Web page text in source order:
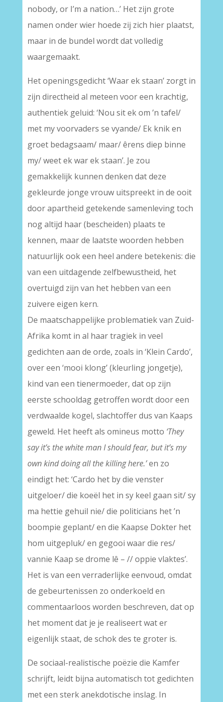
nobody, or I’m a nation…’ Het zijn grote
namen onder wier hoede zij zich hier plaatst,
maar in de bundel wordt dat volledig
waargemaakt.
Het openingsgedicht ‘Waar ek staan’ zorgt in
zijn directheid al meteen voor een krachtig,
authentiek geluid: ‘Nou sit ek om ’n tafel/
met my voorvaders se vyande/ Ek knik en
groet bedagsaam/ maar/ êrens diep binne
my/ weet ek war ek staan’. Je zou
gemakkelijk kunnen denken dat deze
gekleurde jonge vrouw uitspreekt in de ooit
door apartheid getekende samenleving toch
nog altijd haar (bescheiden) plaats te
kennen, maar de laatste woorden hebben
natuurlijk ook een heel andere betekenis: die
van een uitdagende zelfbewustheid, het
overtuigd zijn van het hebben van een
zuivere eigen kern.
De maatschappelijke problematiek van Zuid-
Afrika komt in al haar tragiek in veel
gedichten aan de orde, zoals in ‘Klein Cardo’,
over een ‘mooi klong’ (kleurling jongetje),
kind van een tienermoeder, dat op zijn
eerste schooldag getroffen wordt door een
verdwaalde kogel, slachtoffer dus van Kaaps
geweld. Het heeft als omineus motto ‘They
say it’s the white man I should fear, but it’s my
own kind doing all the killing here.’en zo
eindigt het: ‘Cardo het by die venster
uitgeloer/ die koeël het in sy keel gaan sit/ sy
ma hettie gehuil nie/ die politicians het ’n
boompie geplant/ en die Kaapse Dokter het
hom uitgepluk/ en gegooi waar die res/
vannie Kaap se drome lê – // oppie vlaktes’.
Het is van een verraderlijke eenvoud, omdat
de gebeurtenissen zo onderkoeld en
commentaarloos worden beschreven, dat op
het moment dat je je realiseert wat er
eigenlijk staat, de schok des te groter is.
De sociaal-realistische poëzie die Kamfer
schrijft, leidt bijna automatisch tot gedichten
met een sterk anekdotische inslag. In